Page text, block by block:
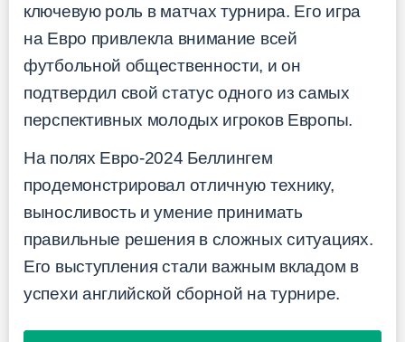
ключевую роль в матчах турнира. Его игра
на Евро привлекла внимание всей
футбольной общественности, и он
подтвердил свой статус одного из самых
перспективных молодых игроков Европы.
На полях Евро-2024 Беллингем
продемонстрировал отличную технику,
выносливость и умение принимать
правильные решения в сложных ситуациях.
Его выступления стали важным вкладом в
успехи английской сборной на турнире.